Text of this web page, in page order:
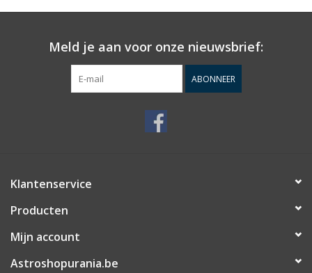
Meld je aan voor onze nieuwsbrief:
ABONNEER
Klantenservice
Producten
Mijn account
Astroshopurania.be